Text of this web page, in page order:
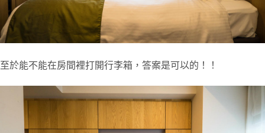
至於能不能在房間裡打開行李箱，答案是可以的！！